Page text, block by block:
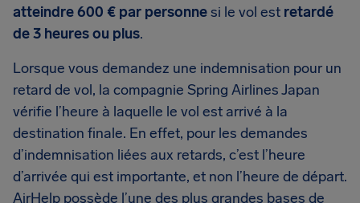
atteindre 600 € par personnesi le vol est retardé
de 3 heures ou plus.
Lorsque vous demandez une indemnisation pour un
retard de vol, la compagnie Spring Airlines Japan
vérifie l’heure à laquelle le vol est arrivé à la
destination finale. En effet, pour les demandes
d’indemnisation liées aux retards, c’est l’heure
d’arrivée qui est importante, et non l’heure de départ.
AirHelp possède l’une des plus grandes bases de